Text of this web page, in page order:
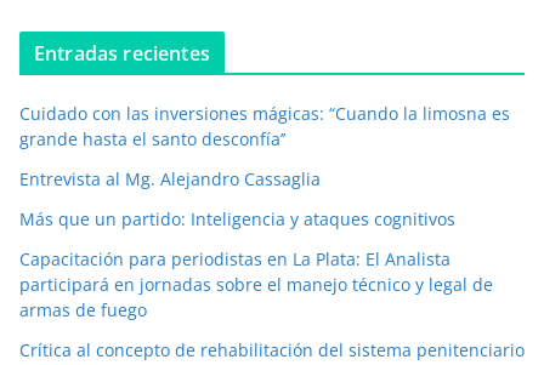
c
t
n
c
Entradas recientes
Cuidado con las inversiones mágicas: “Cuando la limosna es
grande hasta el santo desconfía’’
Entrevista al Mg. Alejandro Cassaglia
Más que un partido: Inteligencia y ataques cognitivos
Capacitación para periodistas en La Plata: El Analista
participará en jornadas sobre el manejo técnico y legal de
armas de fuego
Crítica al concepto de rehabilitación del sistema penitenciario